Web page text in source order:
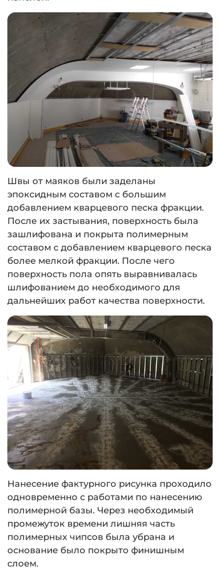
Швы от маяков были заделаны
эпоксидным составом с большим
добавлением кварцевого песка фракции.
После их застывания, поверхность была
зашлифована и покрыта полимерным
составом с добавлением кварцевого песка
более мелкой фракции. После чего
поверхность пола опять выравнивалась
шлифованием до необходимого для
дальнейших работ качества поверхности.
Нанесение фактурного рисунка проходило
одновременно с работами по нанесению
полимерной базы. Через необходимый
промежуток времени лишняя часть
полимерных чипсов была убрана и
основание было покрыто финишным
слоем.